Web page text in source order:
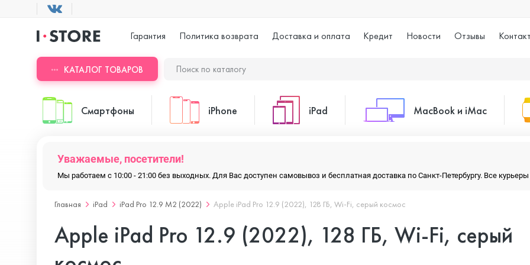
Гарантия Политика возврата Доставка и оплата Кредит Новости Отзывы
КАТАЛОГ ТОВАРОВ
Смартфоны
ASUS
Blackview
iPhone
iPhone 17 Pro
iPad
iPad 10.9 (2022)
MacBook и iMac
Уважаемые, посетители!
Мы работаем с 10:00 - 21:00 без выходных. Для Вас доступен самовывоз и бесплатная доставка по Санкт-Петербургу. Все
Главная iPad iPad Pro 12.9 M2 (2022) Apple iPad Pro 12.9 (2022), 128 ГБ, Wi-Fi, серый космос
Apple iPad Pro 12.9 (2022), 128 ГБ, Wi-Fi, серый